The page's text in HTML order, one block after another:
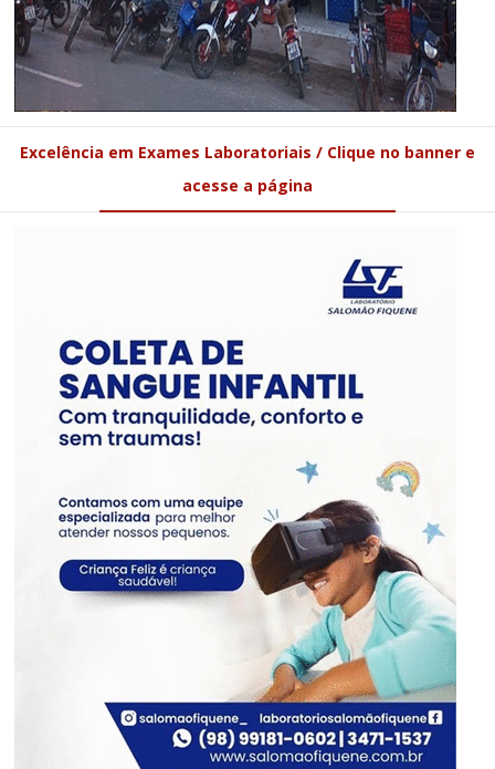
Excelência em Exames Laboratoriais / Clique no banner e
acesse a página